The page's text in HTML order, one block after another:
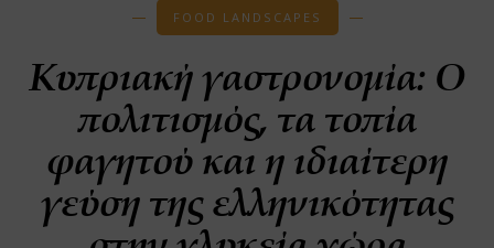
FOOD LANDSCAPES
Κυπριακή γαστρονομία: Ο
πολιτισμός, τα τοπία
φαγητού και η ιδιαίτερη
γεύση της ελληνικότητας